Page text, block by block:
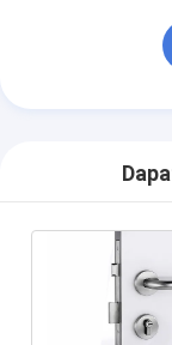
Kunci Pintu
Pintu pintu